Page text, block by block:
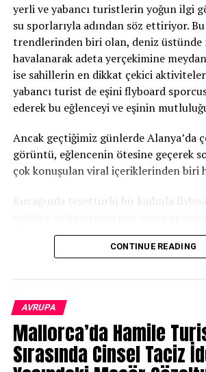
yerli ve yabancı turistlerin yoğun ilgi
su sporlarıyla adından söz ettiriyor. Bu
trendlerinden biri olan, deniz üstünde
havalanarak adeta yerçekimine
ise sahillerin en dikkat çekici
yabancı turist de eşini flyboard
ederek bu eğlenceyi ve eşinin
Ancak geçtiğimiz günlerde Alanya’da
görüntü, eğlencenin ötesine geçerek
çok konuşulan viral içeriklerinden biri
Kucağında tesettürlü bir kadınla
dijital mecralarda iki farklı toplumsal
1. Eleştiren Cephe: “Şekil Var, Ruh
Videoyu eleştirenler, temel olarak
mahremiyet ilkesine vurgu yapıyor.
tesettürün amacının dikkat
olduğu, ancak binlerce kişinin gözü
CONTINUE READING
AVRUPA
Mallorca’da Hamile
Sırasında Cinsel Taciz